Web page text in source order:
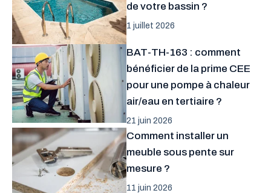
de votre bassin ?
1 juillet 2026
BAT-TH-163 : comment
bénéficier de la prime CEE
pour une pompe à chaleur
air/eau en tertiaire ?
21 juin 2026
Comment installer un
meuble sous pente sur
mesure ?
11 juin 2026